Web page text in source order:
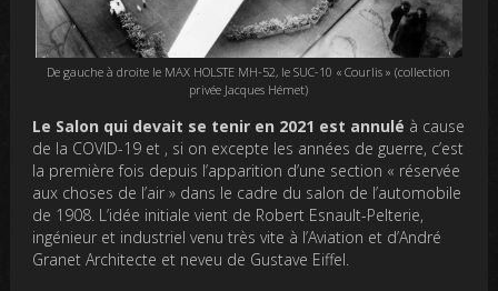
De gauche à droite le MAX HOLSTE MH-52, le SUC-10 « Courlis » (collection
privée Jacques Hémet)
Le Salon qui devait se tenir en 2021 est annulé à cause
de la COVID-19 et , si on excepte les années de guerre, c’est
la première fois depuis l’apparition d’une section « réservée
aux choses de l’air » dans le cadre du salon de l’automobile
de 1908. L’idée initiale vient de Robert Esnault-Pelterie,
ingénieur et industriel venu très vite à l’Aviation et d’André
Granet Architecte et neveu de Gustave Eiffel.